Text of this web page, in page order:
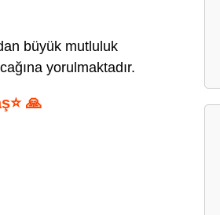
büyük mutluluk
yorulmaktadır.
🙏